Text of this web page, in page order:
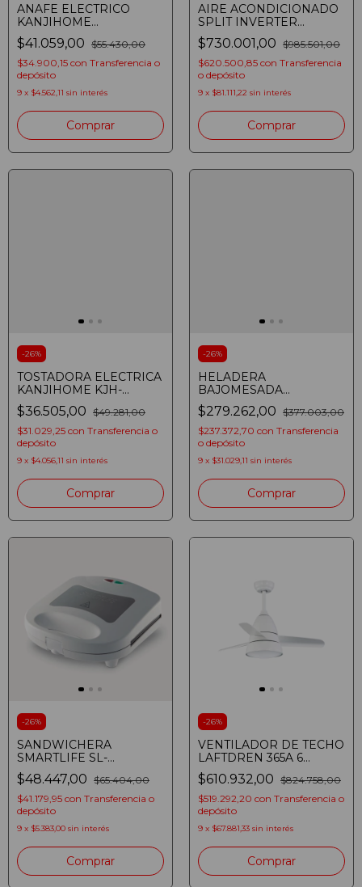
ANAFE ELECTRICO
KANJIHOME
HP2200STD DOBLE
2200W
$41.059,00 $55.430,00
$34.900,15 con Transferencia o
depósito
9 x $4.562,11 sin interés
Comprar
AIRE ACONDICIONADO
SPLIT INVERTER
GREENSTAY 35IGST81
3500W FRIO CALOR
$730.001,00 $985.501,00
$620.500,85 con Transferencia
o depósito
9 x $81.111,22 sin interés
Comprar
-26%
TOSTADORA ELECTRICA
KANJIHOME KJH-
TM1400SEC01 1400W
EXTRA LARGA
PLATEADA
$36.505,00 $49.281,00
$31.029,25 con Transferencia o
depósito
9 x $4.056,11 sin interés
Comprar
-26%
HELADERA
BAJOMESADA
KANJIHOME KNJ-48R
48L GRIS
$279.262,00 $377.003,00
$237.372,70 con Transferencia
o depósito
9 x $31.029,11 sin interés
Comprar
-26%
SANDWICHERA
SMARTLIFE SL-
SWD5000 700W 2 EN 1
WAFLERA TEFLON
$48.447,00 $65.404,00
$41.179,95 con Transferencia o
depósito
9 x $5.383,00 sin interés
-26%
VENTILADOR DE TECHO
LAFTDREN 365A 6
VELOCIDADES LED 24W
BLANCO
$610.932,00 $824.758,00
$519.292,20 con Transferencia o
depósito
9 x $67.881,33 sin interés